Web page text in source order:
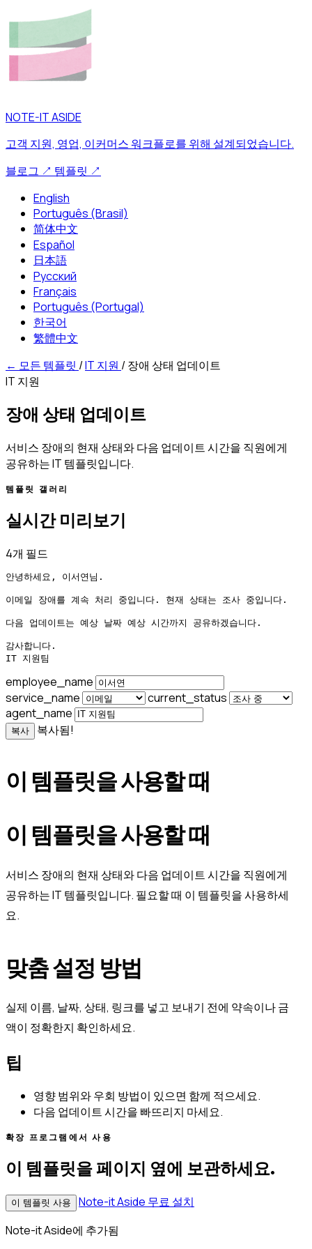
NOTE-IT ASIDE
고객 지원, 영업, 이커머스 워크플로를 위해 설계되었습니다.
블로그 ↗ 템플릿 ↗
English
Português (Brasil)
简体中文
Español
日本語
Русский
Français
Português (Portugal)
한국어
繁體中文
← 모든 템플릿 /IT 지원 /장애 상태 업데이트
IT 지원
장애 상태 업데이트
서비스 장애의 현재 상태와 다음 업데이트 시간을 직원에게
공유하는 IT 템플릿입니다.
템플릿 갤러리
실시간 미리보기
4개 필드
안녕하세요, 이서연님.
이메일 장애를 계속 처리 중입니다. 현재 상태는 조사 중입니다.
다음 업데이트는 예상 날짜 예상 시간까지 공유하겠습니다.
감사합니다.
IT 지원팀
employee_name
service_name
current_status
agent_name
복사 복사됨!
이 템플릿을 사용할 때
이 템플릿을 사용할 때
서비스 장애의 현재 상태와 다음 업데이트 시간을 직원에게
공유하는 IT 템플릿입니다. 필요할 때 이 템플릿을 사용하세
요.
맞춤 설정 방법
실제 이름, 날짜, 상태, 링크를 넣고 보내기 전에 약속이나 금
액이 정확한지 확인하세요.
팁
영향 범위와 우회 방법이 있으면 함께 적으세요.
다음 업데이트 시간을 빠뜨리지 마세요.
확장 프로그램에서 사용
이 템플릿을 페이지 옆에 보관하세요.
이 템플릿 사용
Note-it Aside 무료 설치
Note-it Aside에 추가됨